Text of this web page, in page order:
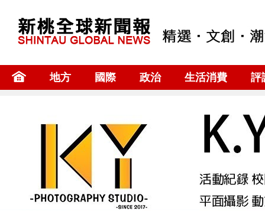
地方 國際 政治 生活消費 評